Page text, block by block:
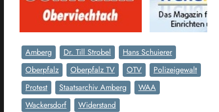
Amberg Dr. Till Strobel
Hans Schuierer
Oberpfalz
Oberpfalz TV OTV
Polizeigewalt
Protest
Staatsarchiv Amberg
WAA
Wackersdorf
Widerstand